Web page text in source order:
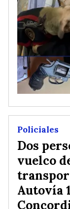
Dos
vuelco
Autovía
Policiales